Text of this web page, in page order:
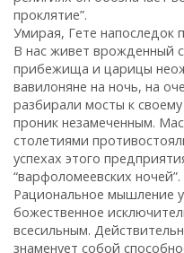
проклятие”.
Умирая, Гете напоследок
В нас живет врожденный
прибежища и царицы
вавилоняне на ночь, на
разбирали мосты к
проник незамеченным.
столетиями
успехах этого
“варфоломеевских ночей”.
Рациональное мышление
божественное
всесильным.
знаменует собой